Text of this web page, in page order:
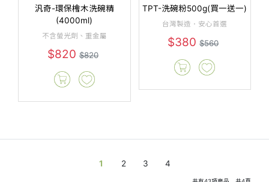
汎奇-環保檜木洗碗精
(4000ml)
不含螢光劑、重金屬
$820$820
TPT-洗碗粉500g(買一送一)
台灣製造．安心首選
$380$560
1 2 3 4